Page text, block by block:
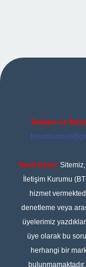
giriş
Reklam ve
Yasal Uyarı:
İletişim Kurumu
hizmet
denetleme veya
üyelerimiz
üye olarak bu
herhangi bir